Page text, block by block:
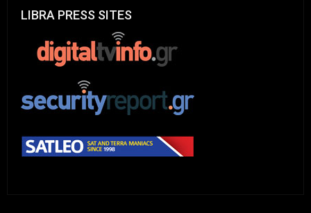
LIBRA PRESS SITES